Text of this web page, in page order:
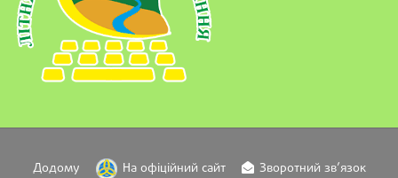
Додому На офіційний сайт Зворотний зв’язок